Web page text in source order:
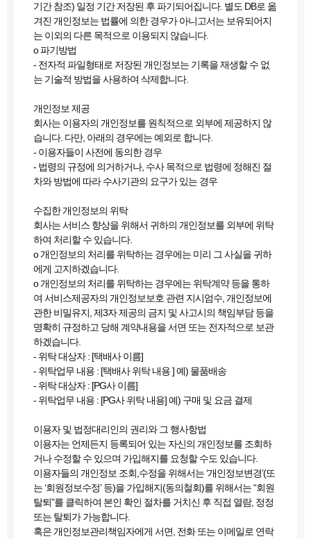
기간 참조) 일정 기간 저장된 후 파기되어집니다. 별도 DB로 옮
겨진 개인정보는 법률에 의한 경우가 아니고서는 보유되어지
는 이외의 다른 목적으로 이용되지 않습니다.
ο 파기방법
- 전자적 파일형태로 저장된 개인정보는 기록을 재생할 수 없
는 기술적 방법을 사용하여 삭제합니다.
개인정보 제공
회사는 이용자의 개인정보를 원칙적으로 외부에 제공하지 않
습니다. 다만, 아래의 경우에는 예외로 합니다.
- 이용자들이 사전에 동의한 경우
- 법령의 규정에 의거하거나, 수사 목적으로 법령에 정해진 절
차와 방법에 따라 수사기관의 요구가 있는 경우
수집한 개인정보의 위탁
회사는 서비스 향상을 위해서 귀하의 개인정보를 외부에 위탁
하여 처리할 수 있습니다.
ο 개인정보의 처리를 위탁하는 경우에는 미리 그 사실을 귀하
에게 고지하겠습니다.
ο 개인정보의 처리를 위탁하는 경우에는 위탁계약 등을 통하
여 서비스제공자의 개인정보보호 관련 지시엄수, 개인정보에
관한 비밀유지, 제3자 제공의 금지 및 사고시의 책임부담 등을
명확히 규정하고 당해 계약내용을 서면 또는 전자적으로 보관
하겠습니다.
- 위탁 대상자 : [택배사 이름]
- 위탁업무 내용 : [택배사 위탁 내용 ] 예) 물품배송
- 위탁 대상자 : [PG사 이름]
- 위탁업무 내용 : [PG사 위탁 내용] 예) 구매 및 요금 결제
이용자 및 법정대리인의 권리와 그 행사항법
이용자는 언제든지 등록되어 있는 자신의 개인정보를 조회하
거나 수정할 수 있으며 가입해지를 요청할 수도 있습니다.
이용자들의 개인정보 조회,수정을 위해서는 ‘개인정보변경’(또
는 ‘회원정보수정’ 등)을 가입해지(동의철회)를 위해서는 “회원
탈퇴”를 클릭하여 본인 확인 절차를 거치신 후 직접 열람, 정정
또는 탈퇴가 가능합니다.
혹은 개인정보관리책임자에게 서면, 전화 또는 이메일로 연락